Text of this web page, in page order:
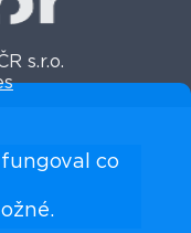
s.r.o.
co